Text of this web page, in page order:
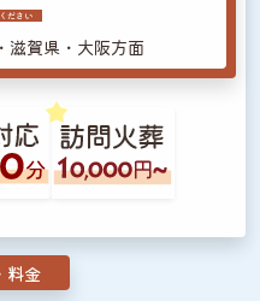
ださい
滋賀県・大阪方面
料金